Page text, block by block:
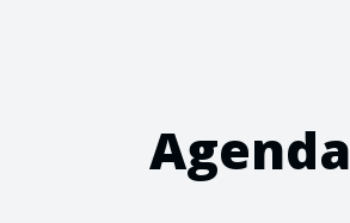
Agenda